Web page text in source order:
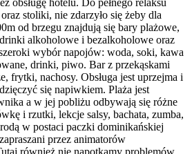
stoliki, nie zdarzyło się żeby dla
od brzegu znajdują się bary plażowe,
alkoholowe i bezalkoholowe oraz
wybór napojów: woda, soki, kawa
drinki, piwo. Bar z przekąskami
frytki, nachosy. Obsługa jest uprzejma i
się napiwkiem. Plaża jest
a w jej pobliżu odbywają się różne
i rzutki, lekcje salsy, bachata, zumba,
w postaci paczki dominikańskiej
przez animatorów
również nie napotkamy problemów